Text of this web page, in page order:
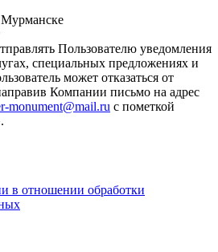
Мурманске
Пользователю уведомления
специальных предложениях и
может отказаться от
Компании письмо на адрес
monument@mail.ru с пометкой
в отношении обработки